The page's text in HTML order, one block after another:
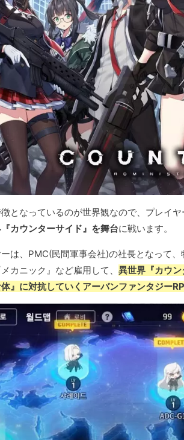
となっているのが世界観なので、プレイヤ
カウンターサイド』を舞台に戦います。
は、PMC(民間軍事会社)の社長となって
カニック』など雇用して、 異世界『カウ
』に対抗していくアーバンファンタジー